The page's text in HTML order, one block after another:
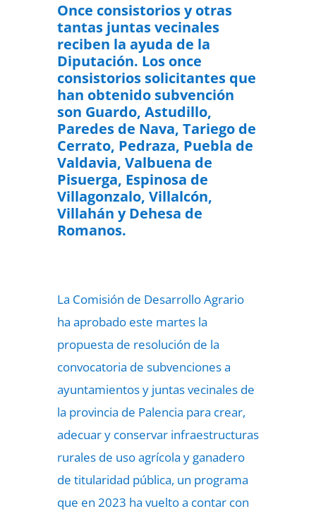
Once consistorios y otras
tantas juntas vecinales
reciben la ayuda de la
Diputación. Los once
consistorios solicitantes que
han obtenido subvención
son Guardo, Astudillo,
Paredes de Nava, Tariego de
Cerrato, Pedraza, Puebla de
Valdavia, Valbuena de
Pisuerga, Espinosa de
Villagonzalo, Villalcón,
Villahán y Dehesa de
Romanos.
La Comisión de Desarrollo Agrario
ha aprobado este martes la
propuesta de resolución de la
convocatoria de subvenciones a
ayuntamientos y juntas vecinales de
la provincia de Palencia para crear,
adecuar y conservar infraestructuras
rurales de uso agrícola y ganadero
de titularidad pública, un programa
que en 2023 ha vuelto a contar con